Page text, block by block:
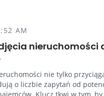
AM
nieruchomości
nie tylko
o liczbie zapytań od